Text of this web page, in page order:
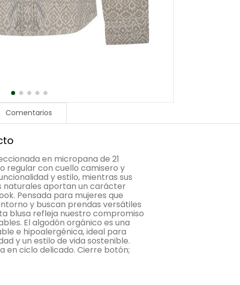
Comentarios
en micropana de 21
regular con cuello camisero y
y estilo, mientras sus
naturales aportan un carácter
Pensada para mujeres que
y buscan prendas versátiles
blusa refleja nuestro compromiso
El algodón orgánico es una
e hipoalergénica, ideal para
y un estilo de vida sostenible.
en ciclo delicado. Cierre botón;